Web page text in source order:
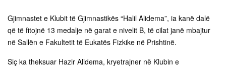
Gjimnastet e Klubit të Gjimnastikës “Halil Alidema”, ia kanë dalë
që të fitojnë 13 medalje në garat e nivelit B, të cilat janë mbajtur
në Sallën e Fakultetit të Eukatës Fizkike në Prishtinë.
Siç ka theksuar Hazir Alidema, kryetrajner në Klubin e